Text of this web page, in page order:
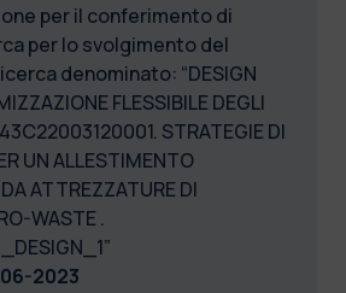
per il conferimento di
per lo svolgimento del
denominato: “DESIGN
FLESSIBILE DEGLI
STRATEGIE DI
UN ALLESTIMENTO
ATTREZZATURE DI
WASTE .
2023